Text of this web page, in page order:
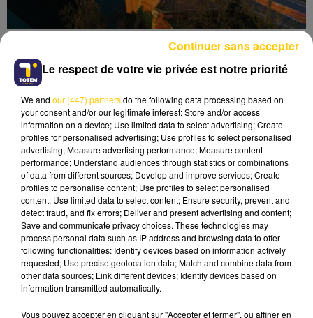
Lecture (4 min 48 sec)
30 mai 2026 - 4 min 48 sec
L'INFO DU TARN DU 30/05/26 À 07H00
L'info du Tarn
Le respect de votre vie privée est notre priorité
We and our (447) partnersdo the following data processing based on
your consent and/or our legitimate interest: Store and/or access
information on a device; Use limited data to select advertising; Create
profiles for personalised advertising; Use profiles to select personalised
advertising; Measure advertising performance; Measure content
performance; Understand audiences through statistics or combinations
of data from different sources; Develop and improve services; Create
profiles to personalise content; Use profiles to select personalised
content; Use limited data to select content; Ensure security, prevent and
detect fraud, and fix errors; Deliver and present advertising and content;
Save and communicate privacy choices. These technologies may
process personal data such as IP address and browsing data to offer
following functionalities: Identify devices based on information actively
requested; Use precise geolocation data; Match and combine data from
other data sources; Link different devices; Identify devices based on
information transmitted automatically.
Vous pouvez accepter en cliquant sur "Accepter et fermer", ou affiner en
Continuer sans accepter